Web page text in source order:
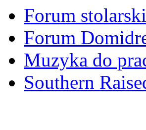
Forum
Forum
Muzyka do
Southern